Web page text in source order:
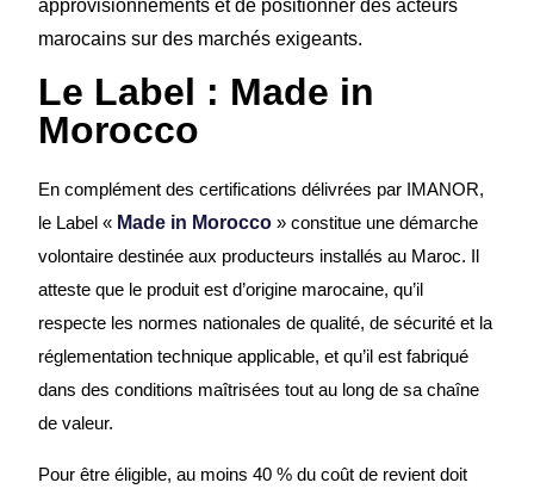
approvisionnements et de positionner des acteurs
marocains sur des marchés exigeants.
Le Label : Made in
Morocco
En complément des certifications délivrées par IMANOR,
le Label « Made in Morocco » constitue une démarche
volontaire destinée aux producteurs installés au Maroc. Il
atteste que le produit est d’origine marocaine, qu’il
respecte les normes nationales de qualité, de sécurité et la
réglementation technique applicable, et qu’il est fabriqué
dans des conditions maîtrisées tout au long de sa chaîne
de valeur.
Pour être éligible, au moins 40 % du coût de revient doit